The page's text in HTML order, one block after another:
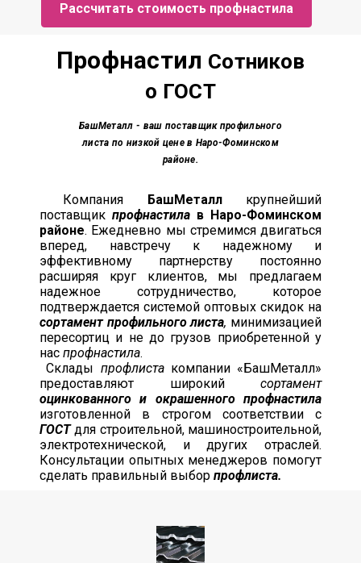
Рассчитать стоимость профнастила
Профнастил Сотников
о ГОСТ
БашМеталл - ваш поставщик профильного
листа по низкой цене в Наро-Фоминском
районе.
Компания БашМеталлкрупнейший
поставщик профнастила в Наро-Фоминском
районе. Ежедневно мы стремимся двигаться
вперед, навстречу к надежному и
эффективному партнерству постоянно
расширяя круг клиентов, мы предлагаем
надежное сотрудничество, которое
подтверждается системой оптовых скидок на
сортамент профильного листа, минимизацией
пересортиц и не до грузов приобретенной у
нас профнастила.
Склады профлистакомпании «БашМеталл»
предоставляют широкий сортамент
оцинкованного и окрашенного профнастила
изготовленной в строгом соответствии с
ГОСТдля строительной, машиностроительной,
электротехнической, и других отраслей.
Консультации опытных менеджеров помогут
сделать правильный выбор профлиста.